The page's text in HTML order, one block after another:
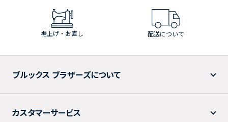
裾上げ・お直し 配送について
ブルックス ブラザーズについて
カスタマーサービス